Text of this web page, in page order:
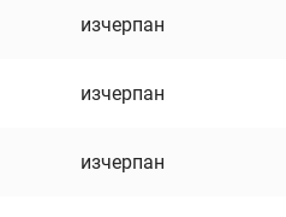
изчерпан
изчерпан
изчерпан